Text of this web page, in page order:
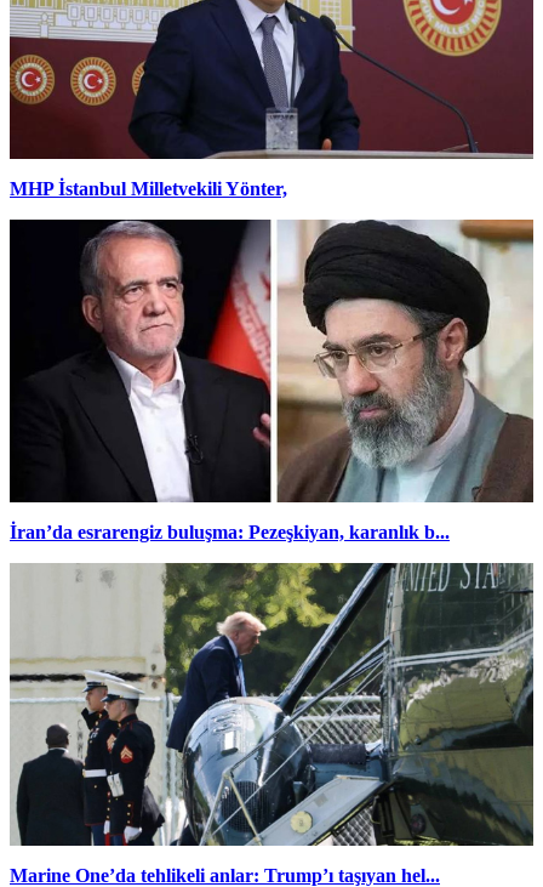
MHP İstanbul Milletvekili Yönter,
İran’da esrarengiz buluşma: Pezeşkiyan, karanlık b...
Marine One’da tehlikeli anlar: Trump’ı taşıyan hel...